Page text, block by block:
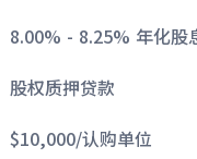
8.00% - 8.25% 年化股
股权质押贷款
$10,000/认购单位